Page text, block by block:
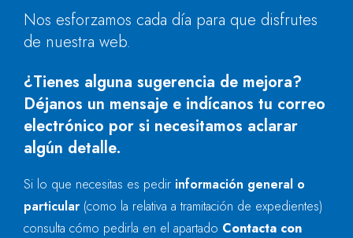
Nos esforzamos cada día para que disfrutes
de nuestra web.
¿Tienes alguna sugerencia de mejora?
Déjanos un mensaje e indícanos tu correo
electrónico por si necesitamos aclarar
algún detalle.
Si lo que necesitas es pedir información general o
particular (como la relativa a tramitación de expedientes)
consulta cómo pedirla en el apartado Contacta con